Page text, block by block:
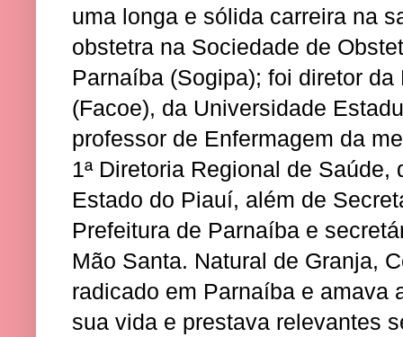
uma longa e sólida carreira na
obstetra na Sociedade de
Parnaíba (Sogipa); foi diretor
(Facoe), da Universidade
professor de Enfermagem da
1ª Diretoria Regional de
Estado do Piauí, além de
Prefeitura de Parnaíba e
Mão Santa. Natural de Granja,
radicado em Parnaíba e amava
sua vida e prestava relevantes